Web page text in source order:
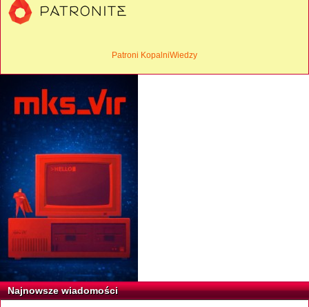
Patroni KopalniWiedzy
Najnowsze wiadomości